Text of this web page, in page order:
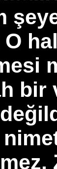
O
bir